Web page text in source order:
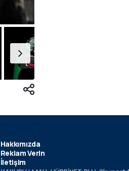
Hakkımızda
Reklam Verin
İletişim